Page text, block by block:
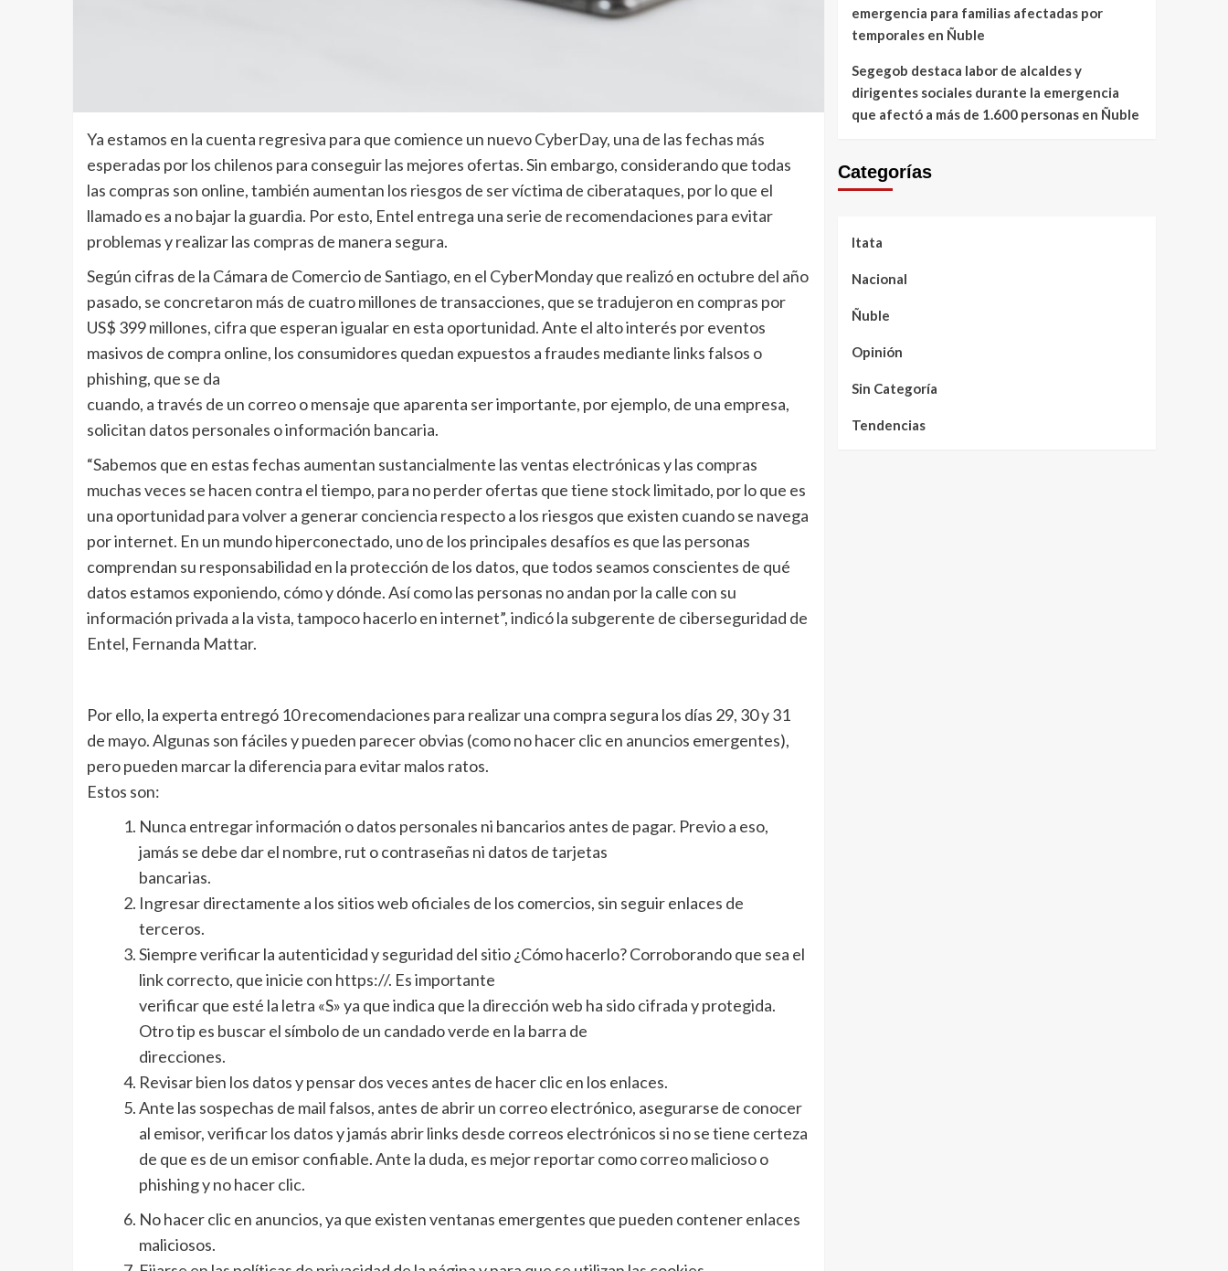
Ya estamos en la cuenta regresiva para que comience un nuevo CyberDay, una de las fechas más
esperadas por los chilenos para conseguir las mejores ofertas. Sin embargo, considerando que todas
las compras son online, también aumentan los riesgos de ser víctima de ciberataques, por lo que el
llamado es a no bajar la guardia. Por esto, Entel entrega una serie de recomendaciones para evitar
problemas y realizar las compras de manera segura.
Según cifras de la Cámara de Comercio de Santiago, en el CyberMonday que realizó en octubre del año
pasado, se concretaron más de cuatro millones de transacciones, que se tradujeron en compras por
US$ 399 millones, cifra que esperan igualar en esta oportunidad. Ante el alto interés por eventos
masivos de compra online, los consumidores quedan expuestos a fraudes mediante links falsos o
phishing, que se da
cuando, a través de un correo o mensaje que aparenta ser importante, por ejemplo, de una empresa,
solicitan datos personales o información bancaria.
“Sabemos que en estas fechas aumentan sustancialmente las ventas electrónicas y las compras
muchas veces se hacen contra el tiempo, para no perder ofertas que tiene stock limitado, por lo que es
una oportunidad para volver a generar conciencia respecto a los riesgos que existen cuando se navega
por internet. En un mundo hiperconectado, uno de los principales desafíos es que las personas
comprendan su responsabilidad en la protección de los datos, que todos seamos conscientes de qué
datos estamos exponiendo, cómo y dónde. Así como las personas no andan por la calle con su
información privada a la vista, tampoco hacerlo en internet”, indicó la subgerente de ciberseguridad de
Entel, Fernanda Mattar.
Por ello, la experta entregó 10 recomendaciones para realizar una compra segura los días 29, 30 y 31
de mayo. Algunas son fáciles y pueden parecer obvias (como no hacer clic en anuncios emergentes),
pero pueden marcar la diferencia para evitar malos ratos.
Estos son:
Nunca entregar información o datos personales ni bancarios antes de pagar. Previo a eso,
jamás se debe dar el nombre, rut o contraseñas ni datos de tarjetas
bancarias.
Ingresar directamente a los sitios web oficiales de los comercios, sin seguir enlaces de
terceros.
Siempre verificar la autenticidad y seguridad del sitio ¿Cómo hacerlo? Corroborando que sea el
link correcto, que inicie con https://. Es importante
verificar que esté la letra «S» ya que indica que la dirección web ha sido cifrada y protegida.
Otro tip es buscar el símbolo de un candado verde en la barra de
direcciones.
Revisar bien los datos y pensar dos veces antes de hacer clic en los enlaces.
Ante las sospechas de mail falsos, antes de abrir un correo electrónico, asegurarse de conocer
al emisor, verificar los datos y jamás abrir links desde correos electrónicos si no se tiene certeza
de que es de un emisor confiable. Ante la duda, es mejor reportar como correo malicioso o
phishing y no hacer clic.
No hacer clic en anuncios, ya que existen ventanas emergentes que pueden contener enlaces
maliciosos.
emergencia para familias afectadas por
temporales en Ñuble
Segegob destaca labor de alcaldes y
dirigentes sociales durante la emergencia
que afectó a más de 1.600 personas en Ñuble
Categorías
Itata
Nacional
Ñuble
Opinión
Sin Categoría
Tendencias